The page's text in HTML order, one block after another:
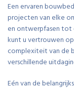
Een ervaren
projecten van elke
en ontwerpfasen tot
kunt u vertrouwen op
complexiteit van de
verschillende
Eén van de